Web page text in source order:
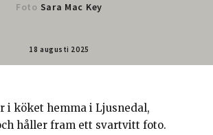
Foto Sara Mac Key
18 augusti 2025
i köket hemma i Ljusnedal,
håller fram ett svartvitt foto.